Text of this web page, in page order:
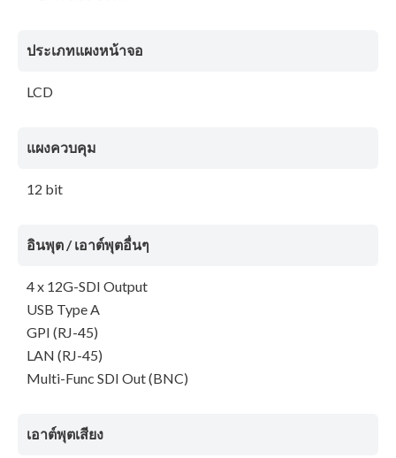
ประเภทแผงหน้าจอ
LCD
แผงควบคุม
12 bit
อินพุต / เอาต์พุตอื่นๆ
4 x 12G-SDI Output
USB Type A
GPI (RJ-45)
LAN (RJ-45)
Multi-Func SDI Out (BNC)
เอาต์พุตเสียง